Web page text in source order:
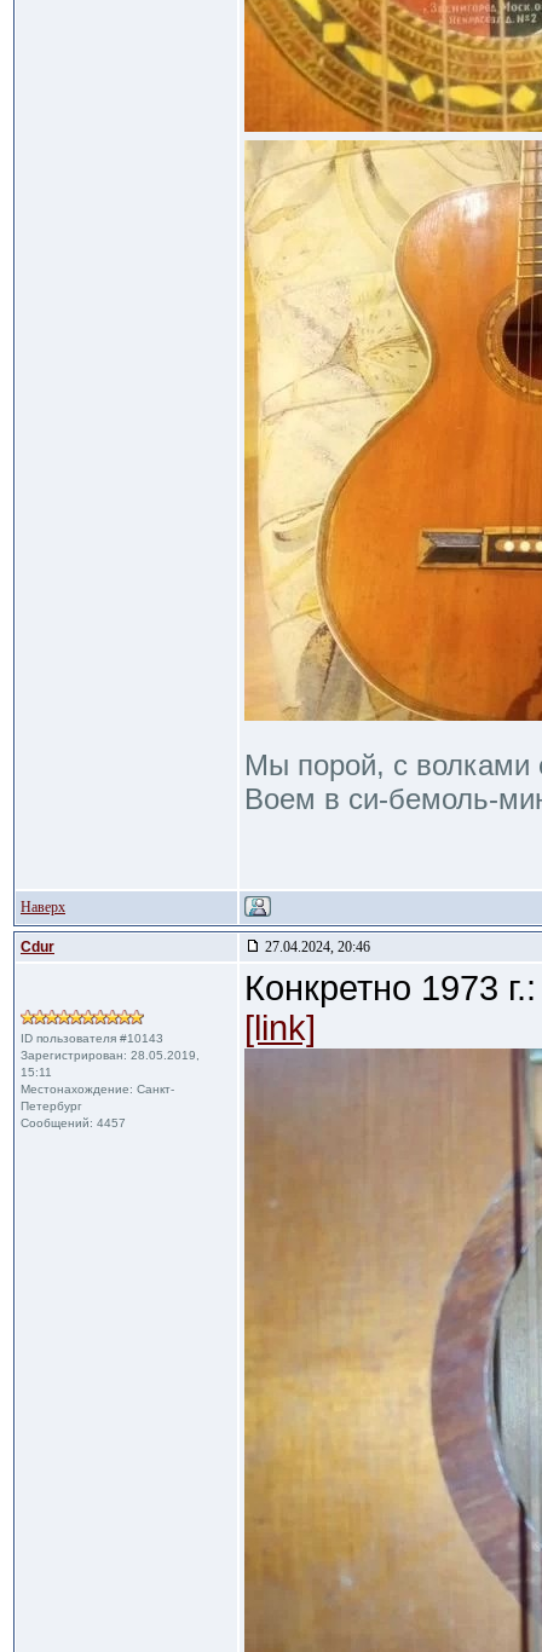
Мы порой, с волками
Воем в си-бемоль-
Наверх
Cdur 27.04.2024, 20:46
ID пользователя #10143
Зарегистрирован: 28.05.2019,
15:11
Местонахождение: Санкт-
Петербург
Сообщений: 4457
Конкретно 1973 г.:
[link]